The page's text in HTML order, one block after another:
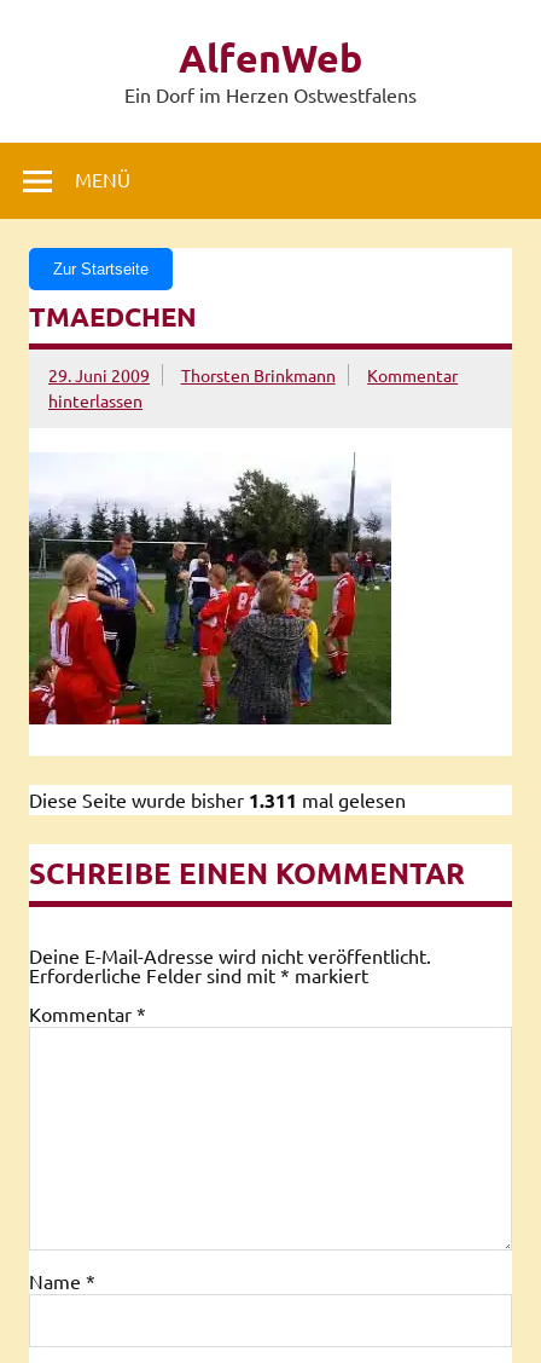
AlfenWeb
Ein Dorf im Herzen Ostwestfalens
MENÜ
Zur Startseite
TMAEDCHEN
29. Juni 2009 Thorsten Brinkmann
Kommentar
hinterlassen
Diese Seite wurde bisher 1.311 mal gelesen
SCHREIBE EINEN KOMMENTAR
Deine E-Mail-Adresse wird nicht veröffentlicht.
Erforderliche Felder sind mit * markiert
Kommentar *
Name *